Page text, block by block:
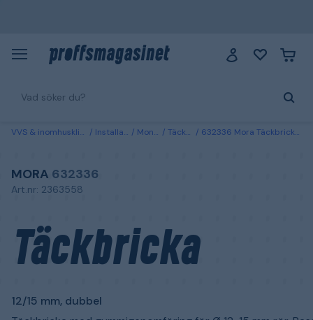
VVS & inomhusklimat Installation Montage Täckbrickor 632336 Mora Täckbricka 12/15 mm, dubbel 60 c/c
MORA 632336
Art.nr: 2363558
Täckbricka
12/15 mm, dubbel